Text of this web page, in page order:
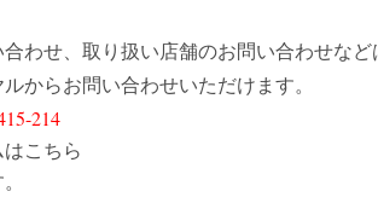
わせ、取り扱い店舗のお問い合わせなど
からお問い合わせいただけます。
214
こちら